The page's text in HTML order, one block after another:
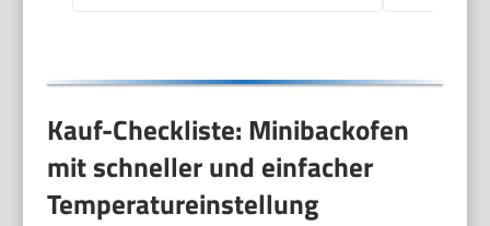
Kauf-Checkliste: Minibackofen
mit schneller und einfacher
Temperatureinstellung